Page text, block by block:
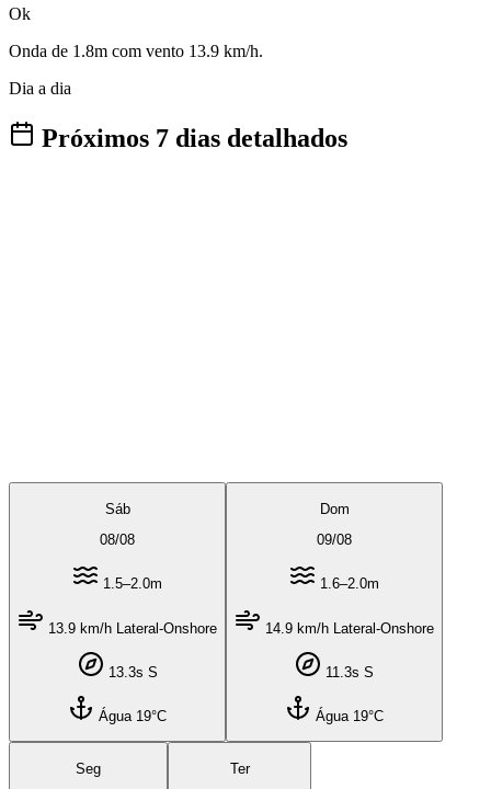
Ok
Onda de 1.8m com vento 13.9 km/h.
Dia a dia
Próximos 7 dias detalhados
Sáb
08/08
1.5–2.0m
13.9 km/h Lateral-Onshore
13.3s S
Água 19°C
Dom
09/08
1.6–2.0m
14.9 km/h Lateral-Onshore
11.3s S
Água 19°C
Seg Ter